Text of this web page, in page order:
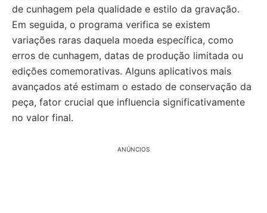
de cunhagem pela qualidade e estilo da gravação.
Em seguida, o programa verifica se existem
variações raras daquela moeda específica, como
erros de cunhagem, datas de produção limitada ou
edições comemorativas. Alguns aplicativos mais
avançados até estimam o estado de conservação da
peça, fator crucial que influencia significativamente
no valor final.
ANÚNCIOS